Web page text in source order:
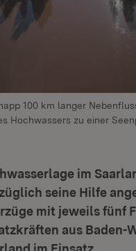
100 km langer
Hochwassers zu einer
im
seine Hilfe
mit jeweils fünf
aus Baden-